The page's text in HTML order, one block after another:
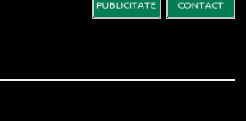
la 1 iulie în România
Pariuri cu plata în crypto: